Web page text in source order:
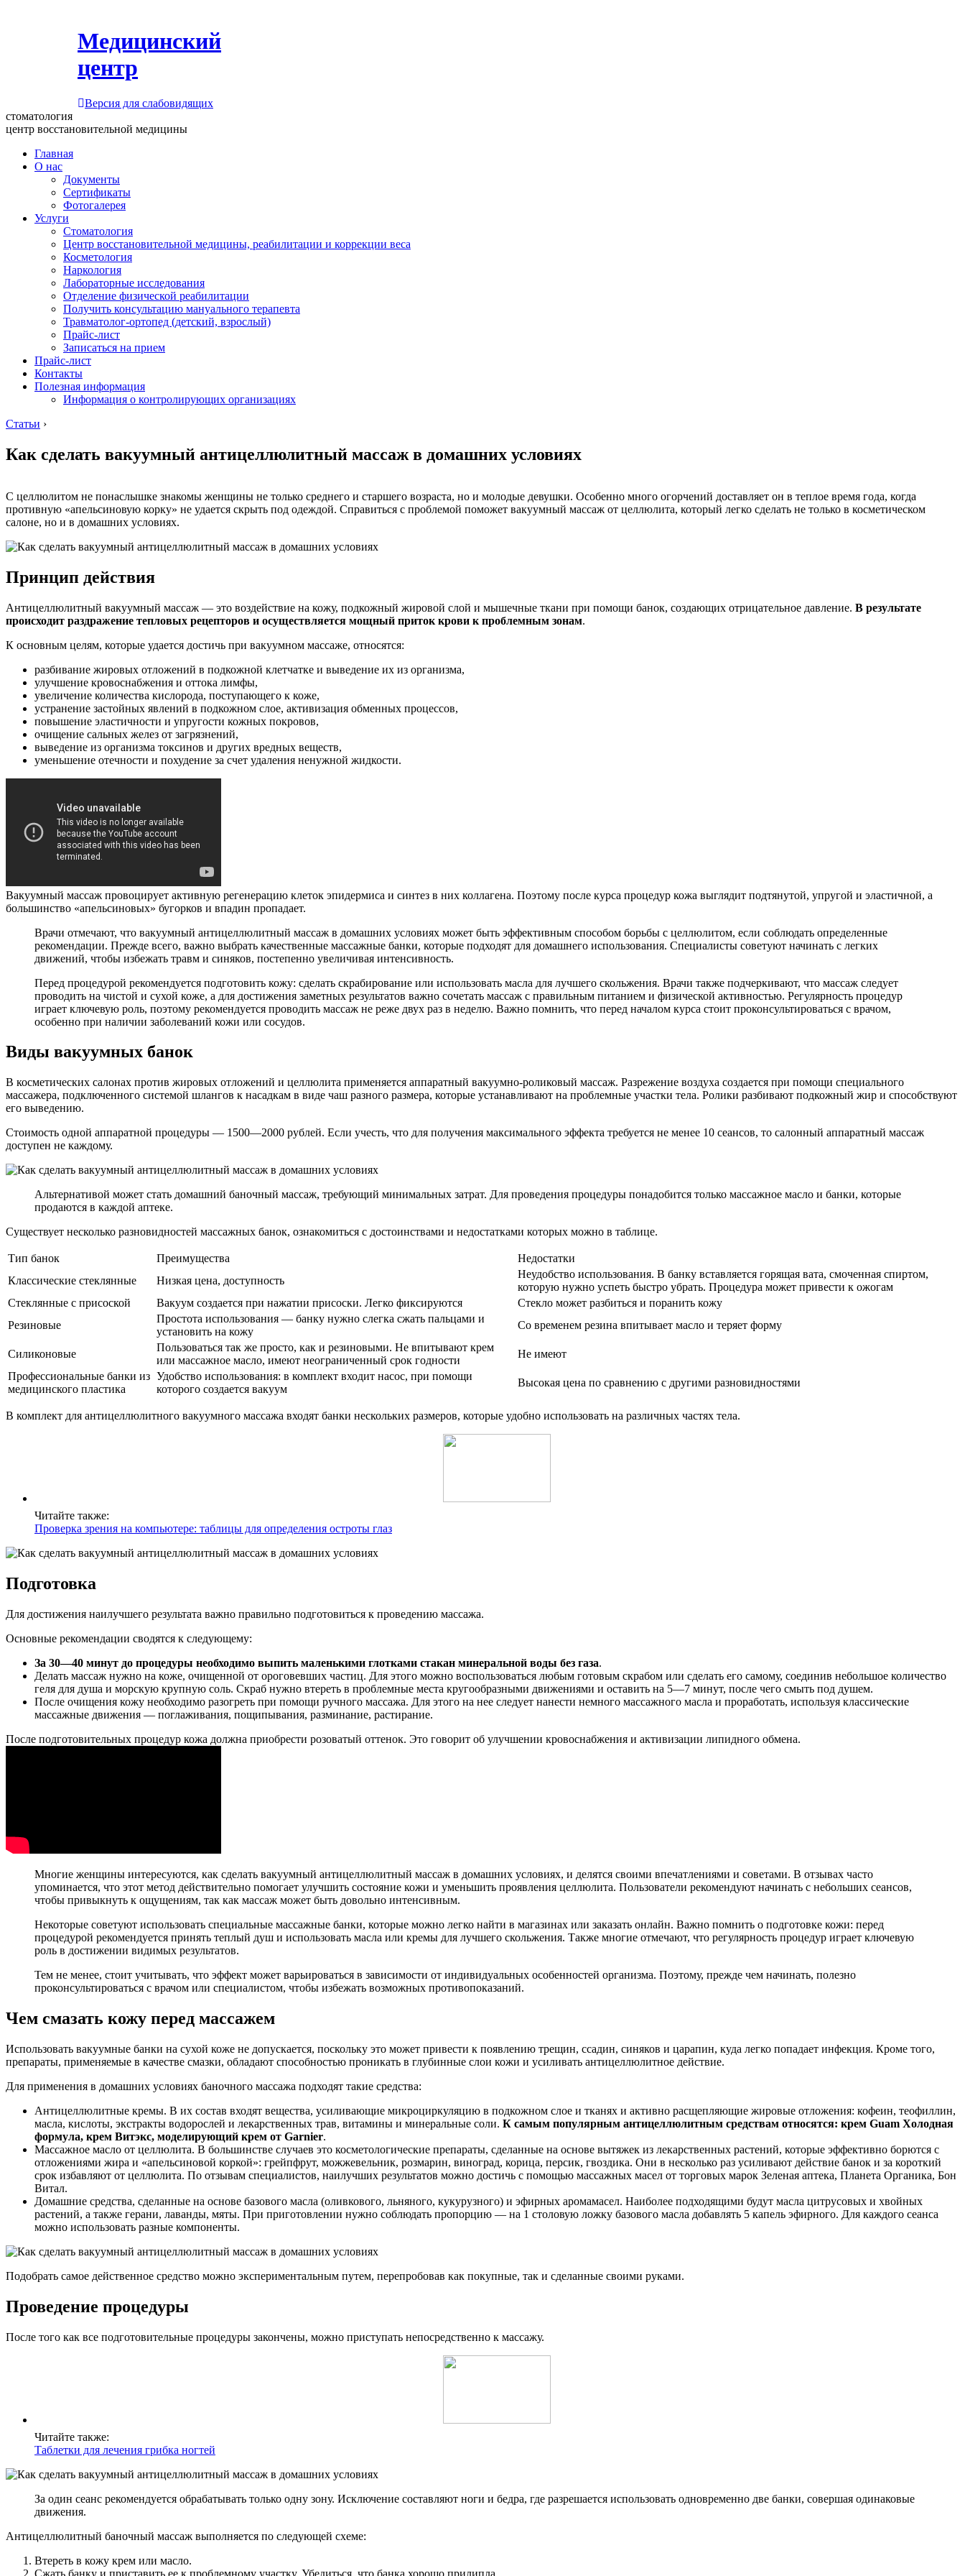
Медицинский
центр
Версия для слабовидящих
стоматология
центр восстановительной медицины
Главная
О нас
Документы
Сертификаты
Фотогалерея
Услуги
Стоматология
Центр восстановительной медицины, реабилитации и коррекции веса
Косметология
Наркология
Лабораторные исследования
Отделение физической реабилитации
Получить консультацию мануального терапевта
Травматолог-ортопед (детский, взрослый)
Прайс-лист
Записаться на прием
Прайс-лист
Контакты
Полезная информация
Информация о контролирующих организациях
Статьи ›
Как сделать вакуумный антицеллюлитный массаж в домашних условиях
С целлюлитом не понаслышке знакомы женщины не только среднего и старшего возраста, но и молодые девушки. Особенно много огорчений доставляет он в теплое время года, когда
противную «апельсиновую корку» не удается скрыть под одеждой. Справиться с проблемой поможет вакуумный массаж от целлюлита, который легко сделать не только в косметическом
салоне, но и в домашних условиях.
Принцип действия
Антицеллюлитный вакуумный массаж — это воздействие на кожу, подкожный жировой слой и мышечные ткани при помощи банок, создающих отрицательное давление. В результате
происходит раздражение тепловых рецепторов и осуществляется мощный приток крови к проблемным зонам.
К основным целям, которые удается достичь при вакуумном массаже, относятся:
разбивание жировых отложений в подкожной клетчатке и выведение их из организма,
улучшение кровоснабжения и оттока лимфы,
увеличение количества кислорода, поступающего к коже,
устранение застойных явлений в подкожном слое, активизация обменных процессов,
повышение эластичности и упругости кожных покровов,
очищение сальных желез от загрязнений,
выведение из организма токсинов и других вредных веществ,
уменьшение отечности и похудение за счет удаления ненужной жидкости.
Вакуумный массаж провоцирует активную регенерацию клеток эпидермиса и синтез в них коллагена. Поэтому после курса процедур кожа выглядит подтянутой, упругой и эластичной, а
большинство «апельсиновых» бугорков и впадин пропадает.
Врачи отмечают, что вакуумный антицеллюлитный массаж в домашних условиях может быть эффективным способом борьбы с целлюлитом, если соблюдать определенные
рекомендации. Прежде всего, важно выбрать качественные массажные банки, которые подходят для домашнего использования. Специалисты советуют начинать с легких
движений, чтобы избежать травм и синяков, постепенно увеличивая интенсивность.
Перед процедурой рекомендуется подготовить кожу: сделать скрабирование или использовать масла для лучшего скольжения. Врачи также подчеркивают, что массаж следует
проводить на чистой и сухой коже, а для достижения заметных результатов важно сочетать массаж с правильным питанием и физической активностью. Регулярность процедур
играет ключевую роль, поэтому рекомендуется проводить массаж не реже двух раз в неделю. Важно помнить, что перед началом курса стоит проконсультироваться с врачом,
особенно при наличии заболеваний кожи или сосудов.
Виды вакуумных банок
В косметических салонах против жировых отложений и целлюлита применяется аппаратный вакуумно-роликовый массаж. Разрежение воздуха создается при помощи специального
массажера, подключенного системой шлангов к насадкам в виде чаш разного размера, которые устанавливают на проблемные участки тела. Ролики разбивают подкожный жир и способствуют
его выведению.
Стоимость одной аппаратной процедуры — 1500—2000 рублей. Если учесть, что для получения максимального эффекта требуется не менее 10 сеансов, то салонный аппаратный массаж
доступен не каждому.
Альтернативой может стать домашний баночный массаж, требующий минимальных затрат. Для проведения процедуры понадобится только массажное масло и банки, которые
продаются в каждой аптеке.
Существует несколько разновидностей массажных банок, ознакомиться с достоинствами и недостатками которых можно в таблице.
Тип банок Преимущества
Недостатки
Классические стеклянные
Низкая цена, доступность
Неудобство использования. В банку вставляется горящая вата, смоченная спиртом,
которую нужно успеть быстро убрать. Процедура может привести к ожогам
Стеклянные с присоской
Вакуум создается при нажатии присоски. Легко фиксируются
Стекло может разбиться и поранить кожу
Резиновые
Простота использования — банку нужно слегка сжать пальцами и
установить на кожу
Со временем резина впитывает масло и теряет форму
Силиконовые
Пользоваться так же просто, как и резиновыми. Не впитывают крем
или массажное масло, имеют неограниченный срок годности
Не имеют
Профессиональные банки из
медицинского пластика
Удобство использования: в комплект входит насос, при помощи
которого создается вакуум
Высокая цена по сравнению с другими разновидностями
В комплект для антицеллюлитного вакуумного массажа входят банки нескольких размеров, которые удобно использовать на различных частях тела.
Читайте также:
Проверка зрения на компьютере: таблицы для определения остроты глаз
Подготовка
Для достижения наилучшего результата важно правильно подготовиться к проведению массажа.
Основные рекомендации сводятся к следующему:
За 30—40 минут до процедуры необходимо выпить маленькими глотками стакан минеральной воды без газа.
Делать массаж нужно на коже, очищенной от ороговевших частиц. Для этого можно воспользоваться любым готовым скрабом или сделать его самому, соединив небольшое количество
геля для душа и морскую крупную соль. Скраб нужно втереть в проблемные места кругообразными движениями и оставить на 5—7 минут, после чего смыть под душем.
После очищения кожу необходимо разогреть при помощи ручного массажа. Для этого на нее следует нанести немного массажного масла и проработать, используя классические
массажные движения — поглаживания, пощипывания, разминание, растирание.
После подготовительных процедур кожа должна приобрести розоватый оттенок. Это говорит об улучшении кровоснабжения и активизации липидного обмена.
Многие женщины интересуются, как сделать вакуумный антицеллюлитный массаж в домашних условиях, и делятся своими впечатлениями и советами. В отзывах часто
упоминается, что этот метод действительно помогает улучшить состояние кожи и уменьшить проявления целлюлита. Пользователи рекомендуют начинать с небольших сеансов,
чтобы привыкнуть к ощущениям, так как массаж может быть довольно интенсивным.
Некоторые советуют использовать специальные массажные банки, которые можно легко найти в магазинах или заказать онлайн. Важно помнить о подготовке кожи: перед
процедурой рекомендуется принять теплый душ и использовать масла или кремы для лучшего скольжения. Также многие отмечают, что регулярность процедур играет ключевую
роль в достижении видимых результатов.
Тем не менее, стоит учитывать, что эффект может варьироваться в зависимости от индивидуальных особенностей организма. Поэтому, прежде чем начинать, полезно
проконсультироваться с врачом или специалистом, чтобы избежать возможных противопоказаний.
Чем смазать кожу перед массажем
Использовать вакуумные банки на сухой коже не допускается, поскольку это может привести к появлению трещин, ссадин, синяков и царапин, куда легко попадает инфекция. Кроме того,
препараты, применяемые в качестве смазки, обладают способностью проникать в глубинные слои кожи и усиливать антицеллюлитное действие.
Для применения в домашних условиях баночного массажа подходят такие средства:
Антицеллюлитные кремы. В их состав входят вещества, усиливающие микроциркуляцию в подкожном слое и тканях и активно расщепляющие жировые отложения: кофеин, теофиллин,
масла, кислоты, экстракты водорослей и лекарственных трав, витамины и минеральные соли. К самым популярным антицеллюлитным средствам относятся: крем Guam Холодная
формула, крем Витэкс, моделирующий крем от Garnier.
Массажное масло от целлюлита. В большинстве случаев это косметологические препараты, сделанные на основе вытяжек из лекарственных растений, которые эффективно борются с
отложениями жира и «апельсиновой коркой»: грейпфрут, можжевельник, розмарин, виноград, корица, персик, гвоздика. Они в несколько раз усиливают действие банок и за короткий
срок избавляют от целлюлита. По отзывам специалистов, наилучших результатов можно достичь с помощью массажных масел от торговых марок Зеленая аптека, Планета Органика, Бон
Витал.
Домашние средства, сделанные на основе базового масла (оливкового, льняного, кукурузного) и эфирных аромамасел. Наиболее подходящими будут масла цитрусовых и хвойных
растений, а также герани, лаванды, мяты. При приготовлении нужно соблюдать пропорцию — на 1 столовую ложку базового масла добавлять 5 капель эфирного. Для каждого сеанса
можно использовать разные компоненты.
Подобрать самое действенное средство можно экспериментальным путем, перепробовав как покупные, так и сделанные своими руками.
Проведение процедуры
После того как все подготовительные процедуры закончены, можно приступать непосредственно к массажу.
Читайте также:
Таблетки для лечения грибка ногтей
За один сеанс рекомендуется обрабатывать только одну зону. Исключение составляют ноги и бедра, где разрешается использовать одновременно две банки, совершая одинаковые
движения.
Антицеллюлитный баночный массаж выполняется по следующей схеме:
Втереть в кожу крем или масло.
Сжать банку и приставить ее к проблемному участку. Убедиться, что банка хорошо прилипла.